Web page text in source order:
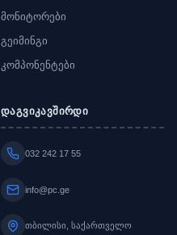
მონიტორები
გეიმინგი
კომპონენტები
დაგვიკავშირდი
032 242 17 55
info@pc.ge
თბილისი, საქართველო